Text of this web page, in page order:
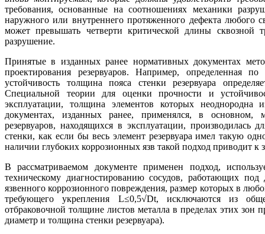
требования, основанные на соотношениях механики
наружного или внутреннего протяженного дефекта любого
может превышать четверти критической длины
разрушение.
Принятые в изданных ранее нормативных документах
проектирования резервуаров. Например, определенная
устойчивость толщина пояса стенки резервуара
Специальной теории для оценки прочности и
эксплуатации, толщина элементов которых
документах, изданных ранее, применялся, в основном,
резервуаров, находящихся в эксплуатации,
стенки, как если бы весь элемент резервуара имел такую
наличии глубоких коррозионных язв такой подход приводит к
В рассматриваемом документе применен подход,
техническому диагностированию сосудов, работающих
язвенного коррозионного повреждения, размер которых в
требующего укрепления L≤0,5√Dt, исключаются из
отбраковочной толщине листов металла в пределах этих зон
диаметр и толщина стенки резервуара).